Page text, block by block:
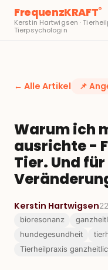
FrequenzKRAFT®
Kerstin Hartwigsen ·
Tierpsychologin
← Alle Artikel 📌
Warum ich
ausrichte -
Tier. Und
Kerstin Hartwigsen
bioresonanz
hundegesundheit
Tierheilpraxis